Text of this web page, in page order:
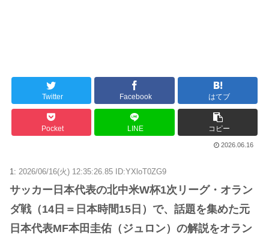
Twitter Facebook はてブ
Pocket LINE コピー
2026.06.16
1: 2026/06/16(火) 12:35:26.85 ID:YXloT0ZG9
サッカー日本代表の北中米W杯1次リーグ・オラン
ダ戦（14日＝日本時間15日）で、話題を集めた元
日本代表MF本田圭佑（ジュロン）の解説をオラン